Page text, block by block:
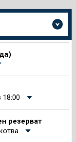
18:00
резерват